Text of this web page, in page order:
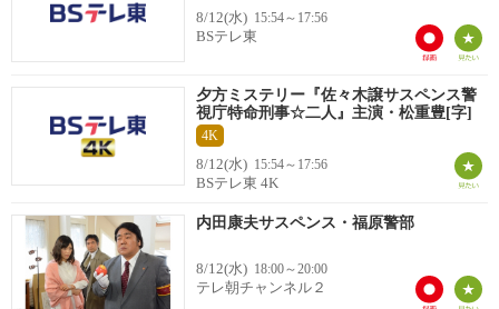
8/12(水) 15:54～17:56
BSテレ東
夕方ミステリー『佐々木譲サスペンス警
視庁特命刑事☆二人』主演・松重豊[字]
4K
8/12(水) 15:54～17:56
BSテレ東 4K
内田康夫サスペンス・福原警部
8/12(水) 18:00～20:00
テレ朝チャンネル２